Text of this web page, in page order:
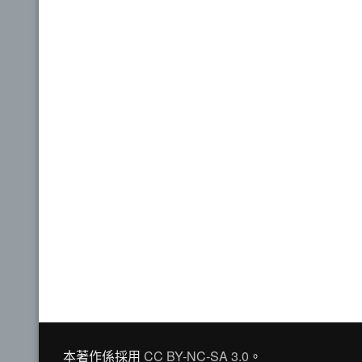
本著作係採用 CC BY-NC-SA 3.0 。